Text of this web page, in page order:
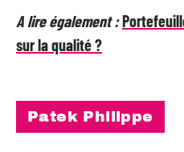
A lire également :
sur la qualité ?
Patek Philippe